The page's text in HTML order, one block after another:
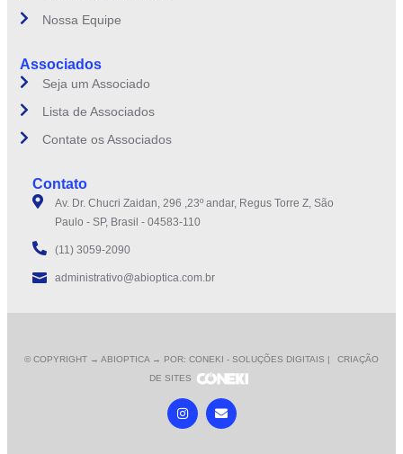
Nossa Equipe
Associados
Seja um Associado
Lista de Associados
Contate os Associados
Contato
Av. Dr. Chucri Zaidan, 296 ,23º andar, Regus Torre Z, São
Paulo - SP, Brasil - 04583-110
(11) 3059-2090
administrativo@abioptica.com.br
© COPYRIGHT → ABIOPTICA → POR: CONEKI - SOLUÇÕES DIGITAIS |
CRIAÇÃO
DE SITES